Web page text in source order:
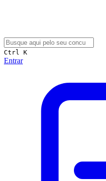
Ctrl K
Entrar